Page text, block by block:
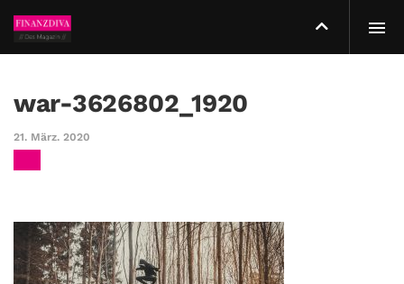
war-3626802_1920
21. März. 2020